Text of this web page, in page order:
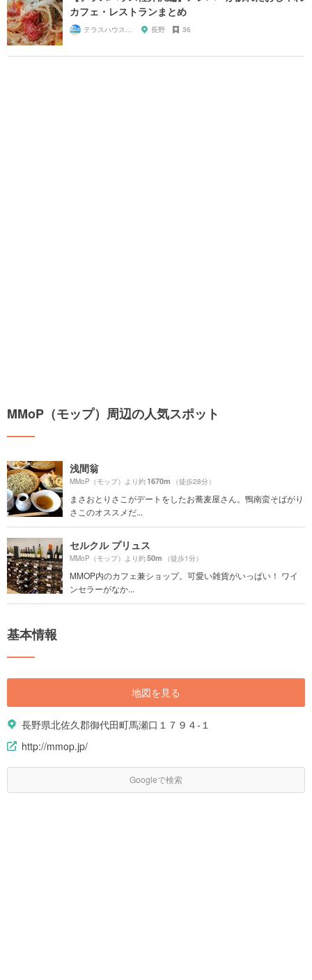
カフェ・レストランまとめ
テラスハウスが好き！ 長野 36
MMoP（モップ）周辺の人気スポット
浅間翁
MMoP（モップ）より約1670m （徒歩28分）
まさおとりさこがデートをしたお蕎麦屋さん。鴨南蛮そばがり
さこのオススメだ...
セルクル プリュス
MMoP（モップ）より約50m （徒歩1分）
MMOP内のカフェ兼ショップ。可愛い雑貨がいっぱい！ ワイ
ンセラーがなか...
基本情報
地図を見る
長野県北佐久郡御代田町馬瀬口１７９４-１
http://mmop.jp/
Googleで検索